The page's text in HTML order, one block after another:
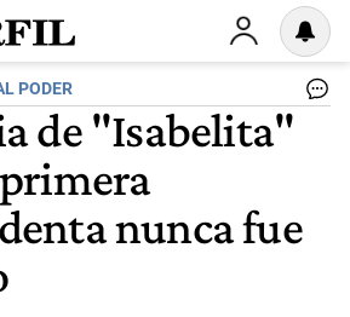
PODER
de "Isabelita"
nunca fue